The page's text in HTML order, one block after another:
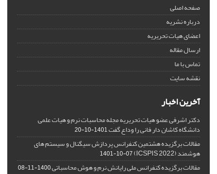
صفحه اصلی
درباره نشریه
اعضای هیات تحریریه
ارسال مقاله
تماس با ما
نقشه سایت
آخرین اخبار
دکتر اشرفی عضو هیات تحریریه مجله محاسبات نرم و هیات علمی
دانشگاه کاشان دار فانی را وداع گفت1401-10-20
مقالات برگزیده هشتمین کنفرانس پردازش سیگنال و سیستم های
هوشمند (ICSPIS 2022) 1401-10-07
مقالات برگزیده کنفرانس ملی رایانش نرم و هوش محاسباتی1400-11-08